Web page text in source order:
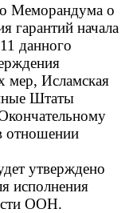
Меморандума о
гарантий начала
данного
мер, Исламская
Штаты
отношении
утверждено
исполнения
ООН.